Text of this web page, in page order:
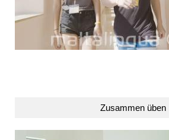
Zusammen üben